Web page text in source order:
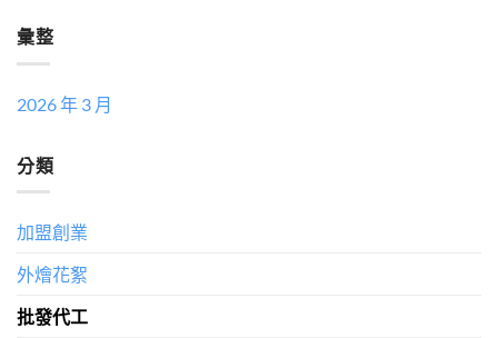
彙整
2026 年 3 月
分類
加盟創業
外燴花絮
批發代工